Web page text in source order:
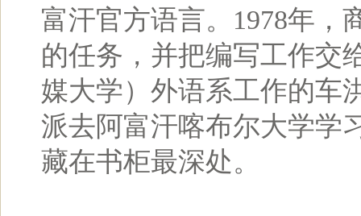
富汗官方语言。1978年，
的任务，并把编写工作交
媒大学）外语系工作的车
派去阿富汗喀布尔大学学
藏在书柜最深处。